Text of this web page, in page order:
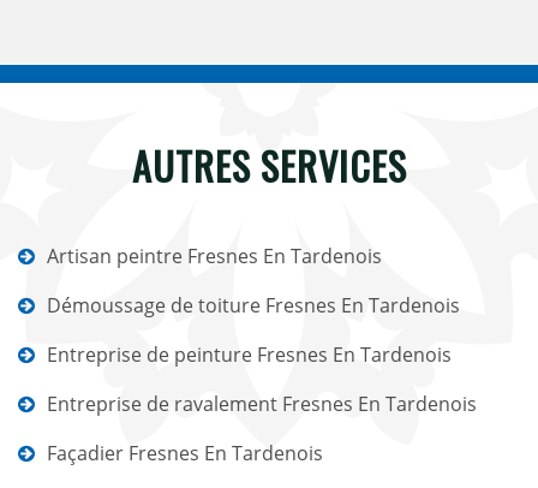
AUTRES SERVICES
Artisan peintre Fresnes En Tardenois
Démoussage de toiture Fresnes En Tardenois
Entreprise de peinture Fresnes En Tardenois
Entreprise de ravalement Fresnes En Tardenois
Façadier Fresnes En Tardenois